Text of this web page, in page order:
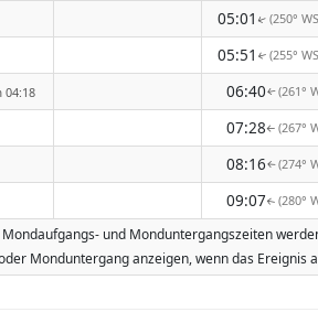
05:01 ↑(250°
05:51 ↑(255°
06:40↑(261°
07:28↑(267°
08:16↑(274°
09:07↑(280°
und Monduntergangszeiten
Monduntergang anzeigen, wenn das